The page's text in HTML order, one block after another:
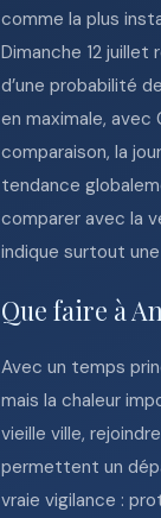
comme la plus
Dimanche 12
d’une probabilité
en maximale,
comparaison, la
tendance
comparer avec la
indique surtout
Que faire à
Avec un temps
mais la chaleur
vieille ville,
permettent un
vraie vigilance :